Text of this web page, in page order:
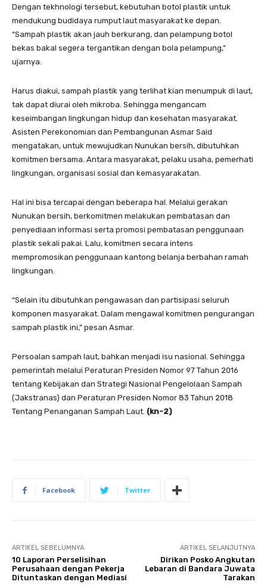
Dengan tekhnologi tersebut, kebutuhan botol plastik untuk
mendukung budidaya rumput laut masyarakat ke depan.
“Sampah plastik akan jauh berkurang, dan pelampung botol
bekas bakal segera tergantikan dengan bola pelampung,”
ujarnya.
Harus diakui, sampah plastik yang terlihat kian menumpuk di laut,
tak dapat diurai oleh mikroba. Sehingga mengancam
keseimbangan lingkungan hidup dan kesehatan masyarakat.
Asisten Perekonomian dan Pembangunan Asmar Said
mengatakan, untuk mewujudkan Nunukan bersih, dibutuhkan
komitmen bersama. Antara masyarakat, pelaku usaha, pemerhati
lingkungan, organisasi sosial dan kemasyarakatan.
Hal ini bisa tercapai dengan beberapa hal. Melalui gerakan
Nunukan bersih, berkomitmen melakukan pembatasan dan
penyediaan informasi serta promosi pembatasan penggunaan
plastik sekali pakai. Lalu, komitmen secara intens
mempromosikan penggunaan kantong belanja berbahan ramah
lingkungan.
“Selain itu dibutuhkan pengawasan dan partisipasi seluruh
komponen masyarakat. Dalam mengawal komitmen pengurangan
sampah plastik ini,” pesan Asmar.
Persoalan sampah laut, bahkan menjadi isu nasional. Sehingga
pemerintah melalui Peraturan Presiden Nomor 97 Tahun 2016
tentang Kebijakan dan Strategi Nasional Pengelolaan Sampah
(Jakstranas) dan Peraturan Presiden Nomor 83 Tahun 2018
Tentang Penanganan Sampah Laut. (kn-2)
Facebook Twitter
ARTIKEL SEBELUMNYA
10 Laporan Perselisihan
Perusahaan dengan Pekerja
Dituntaskan dengan Mediasi
ARTIKEL SELANJUTNYA
Dirikan Posko Angkutan
Lebaran di Bandara Juwata
Tarakan